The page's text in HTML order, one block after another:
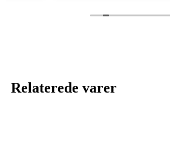
Relaterede varer